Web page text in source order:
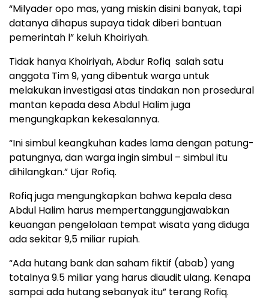
“Milyader opo mas, yang miskin disini banyak, tapi
datanya dihapus supaya tidak diberi bantuan
pemerintah l” keluh Khoiriyah.
Tidak hanya Khoiriyah, Abdur Rofiq salah satu
anggota Tim 9, yang dibentuk warga untuk
melakukan investigasi atas tindakan non prosedural
mantan kepada desa Abdul Halim juga
mengungkapkan kekesalannya.
“Ini simbul keangkuhan kades lama dengan patung-
patungnya, dan warga ingin simbul – simbul itu
dihilangkan.” Ujar Rofiq.
Rofiq juga mengungkapkan bahwa kepala desa
Abdul Halim harus mempertanggungjawabkan
keuangan pengelolaan tempat wisata yang diduga
ada sekitar 9,5 miliar rupiah.
“Ada hutang bank dan saham fiktif (abab) yang
totalnya 9.5 miliar yang harus diaudit ulang. Kenapa
sampai ada hutang sebanyak itu” terang Rofiq.